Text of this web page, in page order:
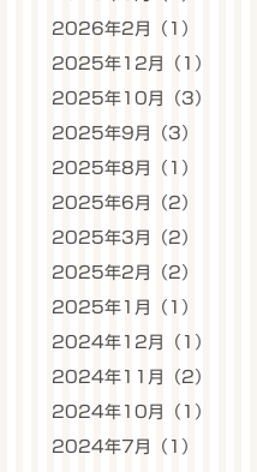
2026年2月（1）
2025年12月（1）
2025年10月（3）
2025年9月（3）
2025年8月（1）
2025年6月（2）
2025年3月（2）
2025年2月（2）
2025年1月（1）
2024年12月（1）
2024年11月（2）
2024年10月（1）
2024年7月（1）